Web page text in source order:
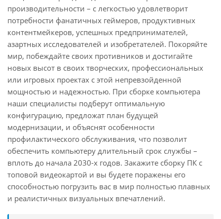
производительности – с легкостью удовлетворит
потребности фанатичных геймеров, продуктивных
контентмейкеров, успешных предпринимателей,
азартных исследователей и изобретателей. Покоряйте
мир, побеждайте своих противников и достигайте
новых высот в своих творческих, профессиональных
или игровых проектах с этой непревзойденной
мощностью и надежностью. При сборке компьютера
наши специалисты подберут оптимальную
конфигурацию, предложат план будущей
модернизации, и объяснят особенности
профилактического обслуживания, что позволит
обеспечить компьютеру длительный срок службы –
вплоть до начала 2030-х годов. Закажите сборку ПК с
топовой видеокартой и вы будете поражены его
способностью погрузить вас в мир полностью плавных
и реалистичных визуальных впечатлений.